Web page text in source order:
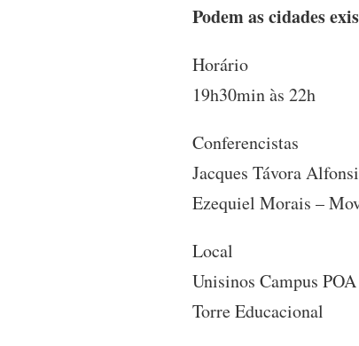
Podem as cidades
Horário
19h30min às 22h
Conferencistas
Jacques Távora
Ezequiel Morais –
Local
Unisinos Campus POA
Torre Educacional